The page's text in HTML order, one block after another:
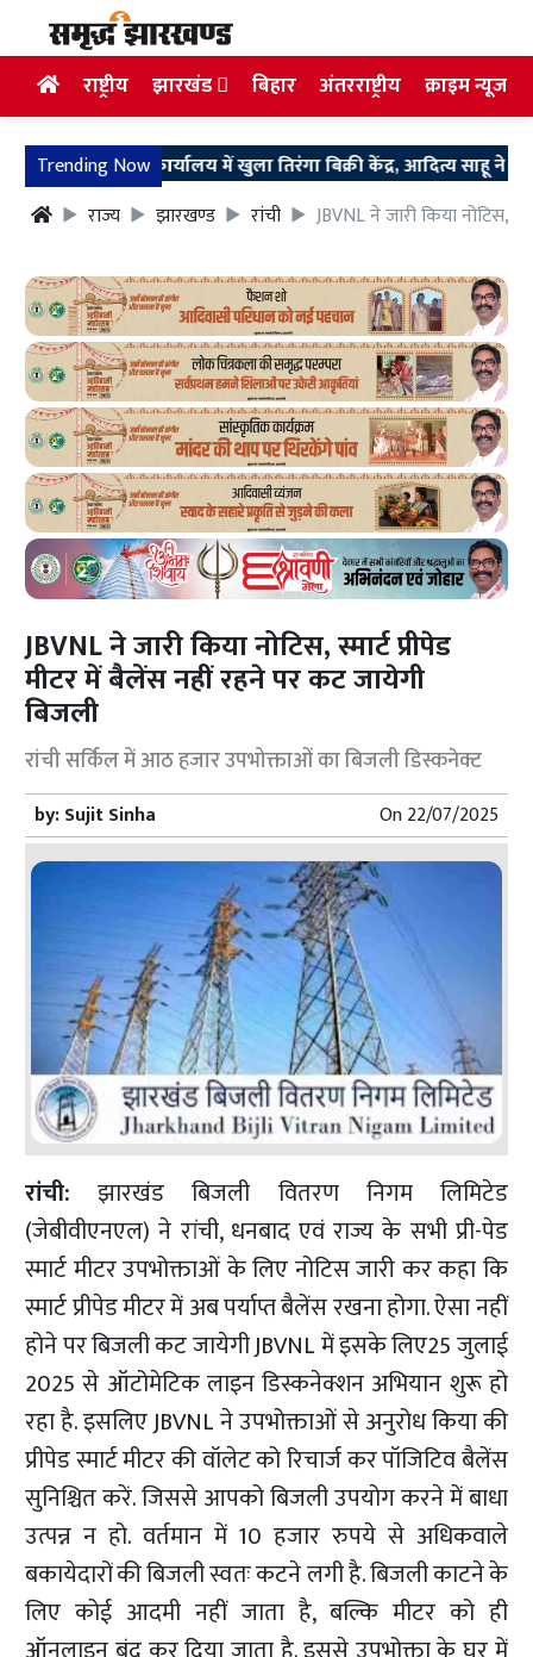
राष्ट्रीय झारखंड बिहार अंतरराष्ट्रीय क्राइम न्यूज
Trending Now
प्रदेश कार्यालय में खुला तिरंगा बिक्री केंद्र, आदित्य साहू ने किया
राज्य
झारखण्ड रांची JBVNL ने जारी किया नोटिस,
JBVNL ने जारी किया नोटिस, स्मार्ट प्रीपेड
मीटर में बैलेंस नहीं रहने पर कट जायेगी
बिजली
रांची सर्किल में आठ हजार उपभोक्ताओं का बिजली डिस्कनेक्ट
by:Sujit Sinha On22/07/2025
रांची: झारखंड बिजली वितरण निगम लिमिटेड
(जेबीवीएनएल) ने रांची, धनबाद एवं राज्य के सभी प्री-पेड
स्मार्ट मीटर उपभोक्ताओं के लिए नोटिस जारी कर कहा कि
स्मार्ट प्रीपेड मीटर में अब पर्याप्त बैलेंस रखना होगा. ऐसा नहीं
होने पर बिजली कट जायेगी JBVNL में इसके लिए25 जुलाई
2025 से ऑटोमेटिक लाइन डिस्कनेक्शन अभियान शुरू हो
रहा है. इसलिए JBVNL ने उपभोक्ताओं से अनुरोध किया की
प्रीपेड स्मार्ट मीटर की वॉलेट को रिचार्ज कर पॉजिटिव बैलेंस
सुनिश्चित करें. जिससे आपको बिजली उपयोग करने में बाधा
उत्पन्न न हो. वर्तमान में 10 हजार रुपये से अधिकवाले
बकायेदारों की बिजली स्वतः कटने लगी है. बिजली काटने के
लिए कोई आदमी नहीं जाता है, बल्कि मीटर को ही